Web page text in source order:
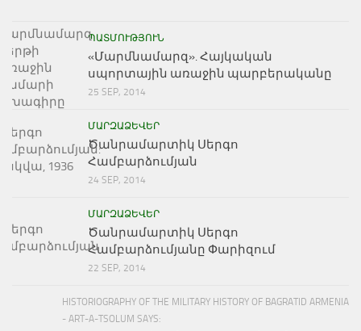
ՊԱՏՄՈՒԹՅՈՒՆ
«Մարմնամարզ». Հայկական
սպորտային առաջին պարբերականը
25 SEP, 2014
ՄԱՐԶԱՁԵՎԵՐ
Ծանրամարտիկ Սերգո
Համբարձումյան
24 SEP, 2014
ՄԱՐԶԱՁԵՎԵՐ
Ծանրամարտիկ Սերգո
Համբարձումյանը Փարիզում
22 SEP, 2014
HISTORIOGRAPHY OF THE MILITARY HISTORY OF BAGRATID ARMENIA
- ART-A-TSOLUM SAYS: